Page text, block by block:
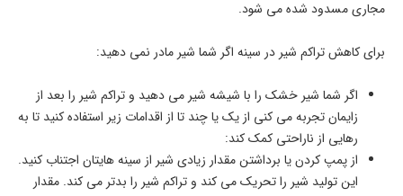
مجاری مسدود شده می شود.
برای کاهش تراکم شیر در سینه اگر شما شیر مادر نمی دهید:
اگر شما شیر خشک را با شیشه شیر می دهید و تراکم شیر را بعد از
زایمان تجربه می کنی از یک یا چند تا از اقدامات زیر استفاده کنید تا به
رهایی از ناراحتی کمک کند:
از پمپ کردن یا برداشتن مقدار زیادی شیر از سینه هایتان اجتناب کنید.
این تولید شیر را تحریک می کند و تراکم شیر را بدتر می کند. مقدار